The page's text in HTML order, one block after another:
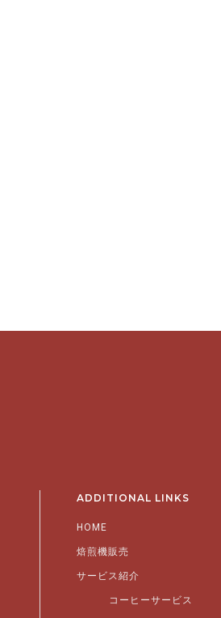
ADDITIONAL LINKS
HOME
焙煎機販売
サービス紹介
コーヒーサービス